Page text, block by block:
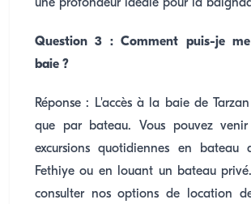
une profondeur idéale pour la
Question 3 : Comment puis-je
baie ?
Réponse : L'accès à la baie de
que par bateau. Vous pouvez
excursions quotidiennes en bateau
Fethiye ou en louant un bateau
consulter nos options de location